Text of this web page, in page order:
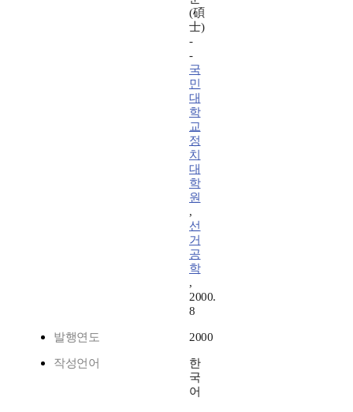
(碩
士)
-
-
국
민
대
학
교
정
치
대
학
원
,
선
거
공
학
,
2000.
8
발행연도 2000
작성언어
한
국
어